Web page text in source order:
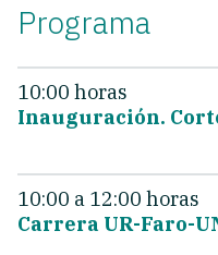
Programa
10:00 horas
Inauguración.
10:00 a 12:00 horas
Carrera UR-Faro-